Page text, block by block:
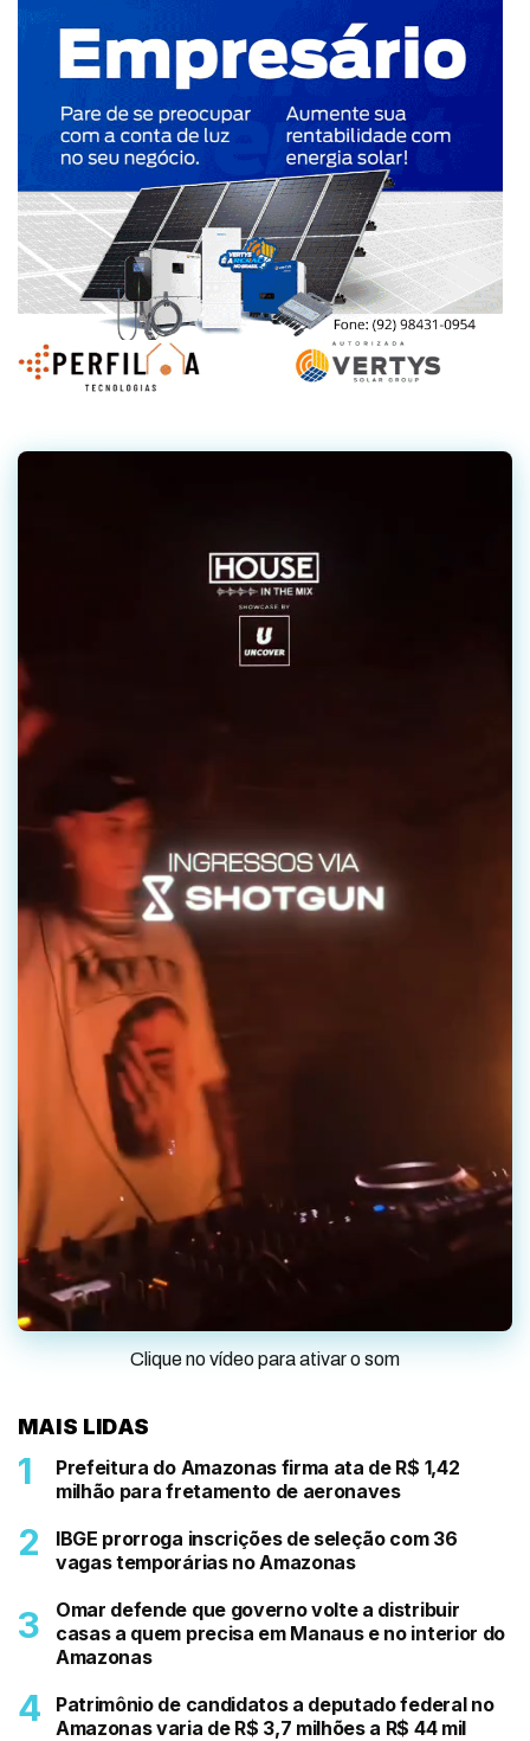
Clique no vídeo para ativar o som
MAIS LIDAS
Prefeitura do Amazonas firma ata de R$ 1,42
milhão para fretamento de aeronaves
IBGE prorroga inscrições de seleção com 36
vagas temporárias no Amazonas
Omar defende que governo volte a distribuir
casas a quem precisa em Manaus e no interior do
Amazonas
Patrimônio de candidatos a deputado federal no
Amazonas varia de R$ 3,7 milhões a R$ 44 mil